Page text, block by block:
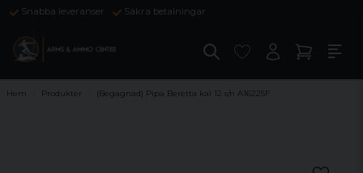
Snabba leveranser Säkra betalningar
Hem Produkter (Begagnad) Pipa Beretta kal 12 s/n A16225F